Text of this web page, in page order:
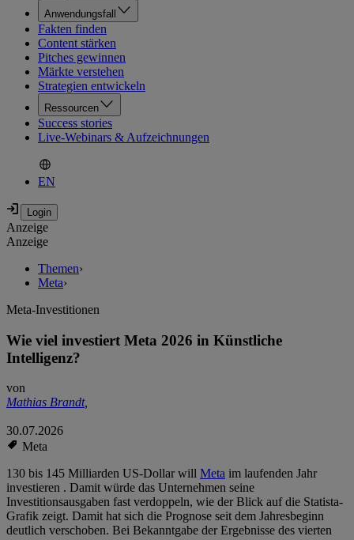
Anwendungsfall
Fakten finden
Content stärken
Pitches gewinnen
Märkte verstehen
Strategien entwickeln
Ressourcen
Success stories
Live-Webinars & Aufzeichnungen
EN
Anzeige
Anzeige
Themen›
Meta›
Meta-Investitionen
Wie viel investiert Meta 2026 in Künstliche
Intelligenz?
von
Mathias Brandt,
30.07.2026
Meta
130 bis 145 Milliarden US-Dollar will Meta im laufenden Jahr
investieren . Damit würde das Unternehmen seine
Investitionsausgaben fast verdoppeln, wie der Blick auf die Statista-
Grafik zeigt. Damit hat sich die Prognose seit dem Jahresbeginn
deutlich verschoben. Bei Bekanntgabe der Ergebnisse des vierten